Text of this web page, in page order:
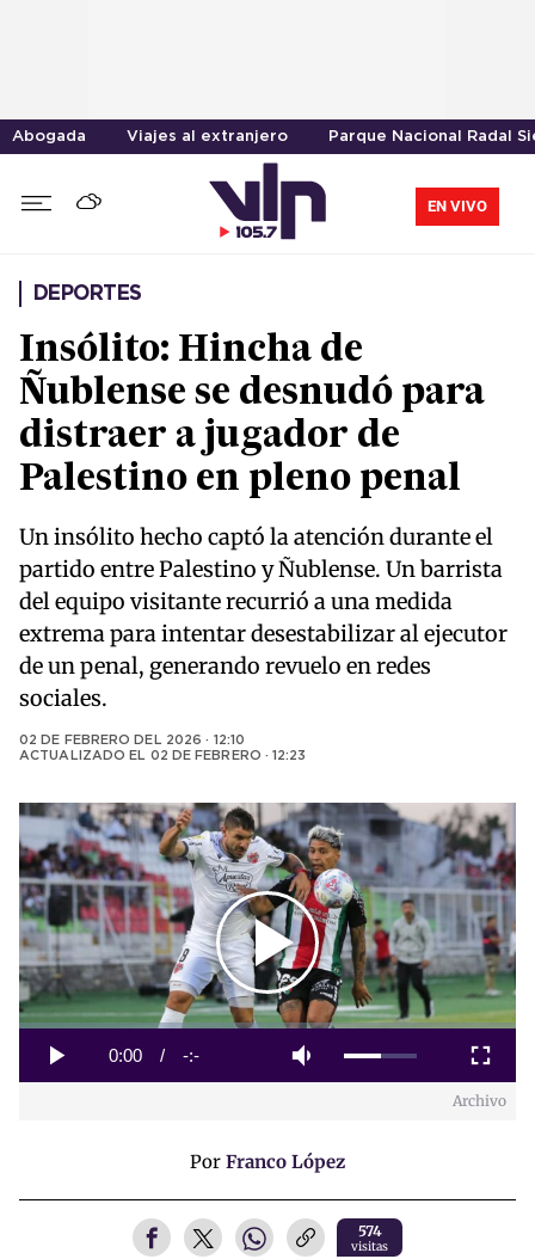
Abogada Viajes al extranjero Parque Nacional Radal
EN VIVO
DEPORTES
Insólito: Hincha de
Ñublense se desnudó para
distraer a jugador de
Palestino en pleno penal
Un insólito hecho captó la atención durante el
partido entre Palestino y Ñublense. Un barrista
del equipo visitante recurrió a una medida
extrema para intentar desestabilizar al ejecutor
de un penal, generando revuelo en redes
sociales.
02 DE FEBRERO DEL 2026 · 12:10
ACTUALIZADO EL 02 DE FEBRERO · 12:23
Play
Video
Play Mute
Current
0:00 / Duration
-:-
Loaded:
Fullscreen
Archivo
Por Franco López
574
visitas